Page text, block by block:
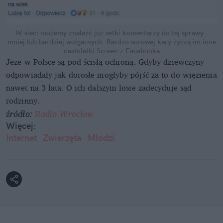
W sieci możemy znaleźć już setki komentarzy do tej sprawy -
mniej lub bardziej wulgarnych. Bardzo surowej kary życzą im inne
nastolatki Screen z Facebooka
Jeże w Polsce są pod ścisłą ochroną. Gdyby dziewczyny
odpowiadały jak dorosłe mogłyby pójść za to do więzienia
nawet na 3 lata. O ich dalszym losie zadecyduje sąd
rodzinny.
źródło: Radio Wrocław
Więcej:
Internet
Zwierzęta Młodzi